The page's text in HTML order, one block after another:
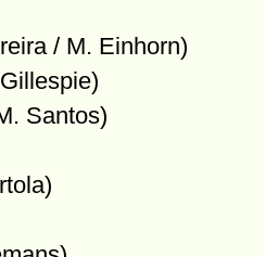
/ M. Einhorn)
Santos)